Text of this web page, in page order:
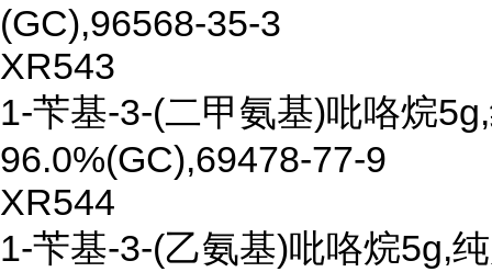
(GC),96568-35-3
XR543
1-苄基-3-(二甲氨基)吡咯烷
96.0%(GC),69478-77-9
XR544
1-苄基-3-(乙氨基)吡咯烷5g,